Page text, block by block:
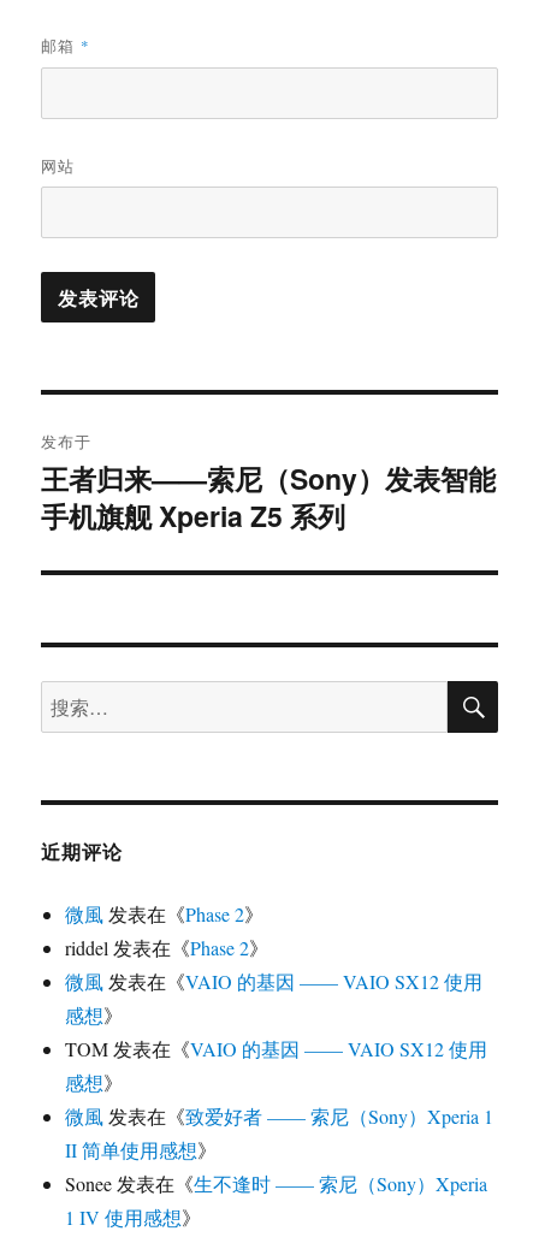
邮箱 *
网站
章
导
航
发布于
王者归来——索尼（Sony）发表智能
手机旗舰 Xperia Z5 系列
搜
索：
搜
近期评论
微風 发表在《Phase 2》
riddel 发表在《Phase 2》
微風 发表在《VAIO 的基因 —— VAIO SX12 使用
感想》
TOM 发表在《VAIO 的基因 —— VAIO SX12 使用
感想》
微風 发表在《致爱好者 —— 索尼（Sony）Xperia 1
II 简单使用感想》
Sonee 发表在《生不逢时 —— 索尼（Sony）Xperia
1 IV 使用感想》